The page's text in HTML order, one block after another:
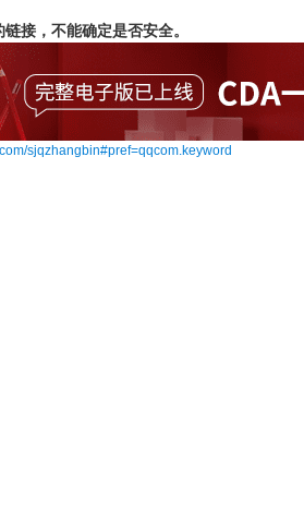
接，不能确定是否安全。
sjqzhangbin#pref=qqcom.keyword